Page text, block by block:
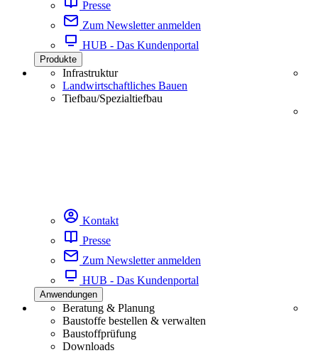
Presse
Zum Newsletter anmelden
HUB - Das Kundenportal
Produkte
Infrastruktur
Landwirtschaftliches Bauen
Tiefbau/Spezialtiefbau
Kontakt
Presse
Zum Newsletter anmelden
HUB - Das Kundenportal
Anwendungen
Beratung & Planung
Baustoffe bestellen & verwalten
Baustoffprüfung
Downloads